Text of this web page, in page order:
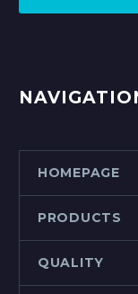
HOMEPAGE
PRODUCTS
QUALITY